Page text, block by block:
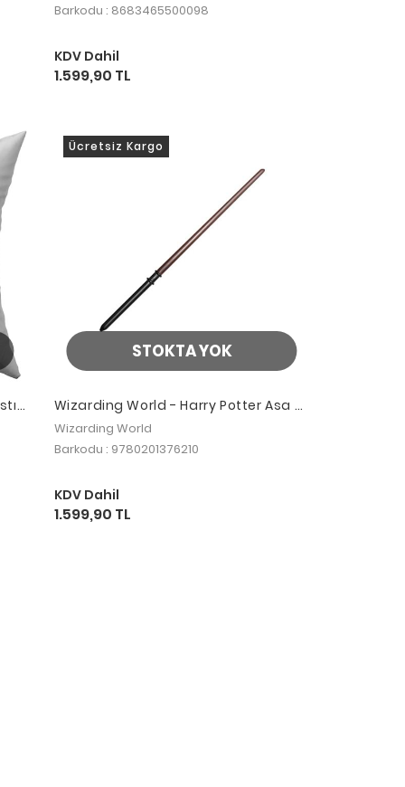
Barkodu : 8683465500098
KDV Dahil
1.599,90 TL
STOKTA YOK
Ücretsiz Kargo
Wizarding World - Harry Potter Asa -
Draco Malfoy
Wizarding World
Barkodu : 9780201376210
KDV Dahil
1.599,90 TL